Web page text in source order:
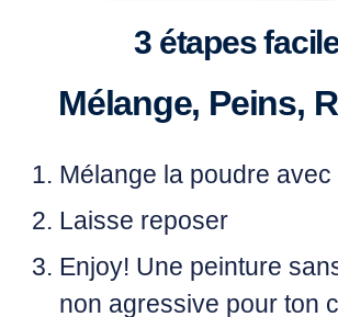
3 étapes
Mélange, Peins,
Mélange la poudre
Laisse reposer
Enjoy! Une peinture
non agressive pour ton